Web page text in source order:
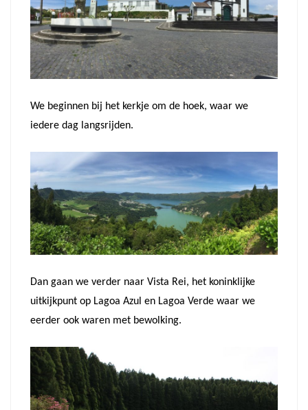
We beginnen bij het kerkje om de hoek, waar we
iedere dag langsrijden.
Dan gaan we verder naar Vista Rei, het koninklijke
uitkijkpunt op Lagoa Azul en Lagoa Verde waar we
eerder ook waren met bewolking.